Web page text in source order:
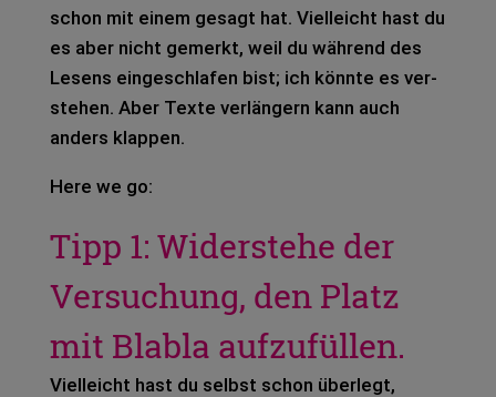
schon mit einem gesagt hat. Viel­leicht hast du
es aber nicht gemerkt, weil du wäh­rend des
Lesens ein­ge­schla­fen bist; ich könn­te es ver­
ste­hen. Aber Texte ver­län­gern kann auch
anders klap­pen.
Here we go:
Tipp 1: Widerstehe der
Versuchung, den Platz
mit Blabla aufzufüllen.
Viel­leicht hast du selbst schon über­legt,